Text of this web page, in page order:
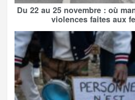
Du 22 au 25 novembre : où
violences faites aux